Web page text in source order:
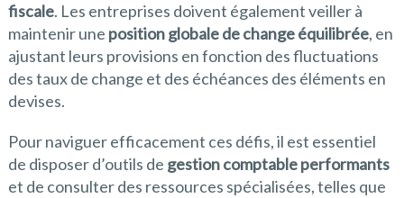
fiscale. Les entreprises doivent également veiller à
maintenir une position globale de change équilibrée, en
ajustant leurs provisions en fonction des fluctuations
des taux de change et des échéances des éléments en
devises.
Pour naviguer efficacement ces défis, il est essentiel
de disposer d’outils de gestion comptable performants
et de consulter des ressources spécialisées, telles que